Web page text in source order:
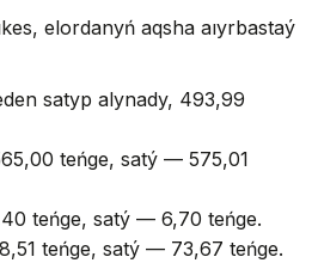
elordanyń aqsha aıyrbastaý
satyp alynady, 493,99
teńge, satý — 575,01
teńge, satý — 6,70 teńge.
teńge, satý — 73,67 teńge.